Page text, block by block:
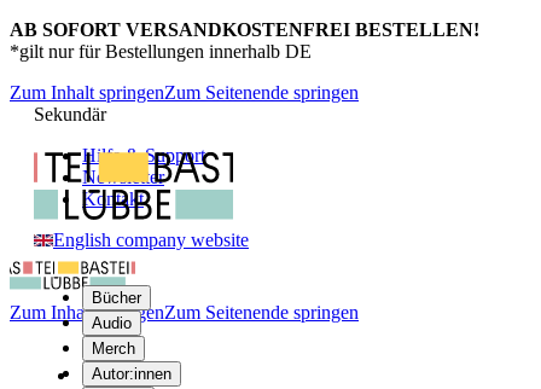
AB SOFORT VERSANDKOSTENFREI BESTELLEN!
*gilt nur für Bestellungen innerhalb DE
Zum Inhalt springenZum Seitenende springen
Sekundär
Hilfe & Support
Newsletter
Kontakt
English company website
Bücher
Audio
Merch
Autor:innen
Zum Inhalt springenZum Seitenende springen